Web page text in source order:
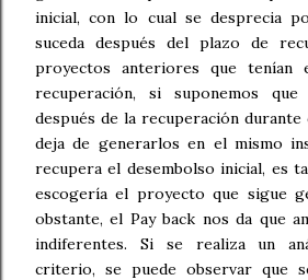
inicial, con lo cual se desprecia
suceda después del plazo de
proyectos anteriores que tenían
recuperación, si suponemos
después de la recuperación
deja de generarlos en el mismo
recupera el desembolso inicial, es
escogería el proyecto que sigue
obstante, el Pay back nos da que
indiferentes. Si se realiza un
criterio, se puede observar que